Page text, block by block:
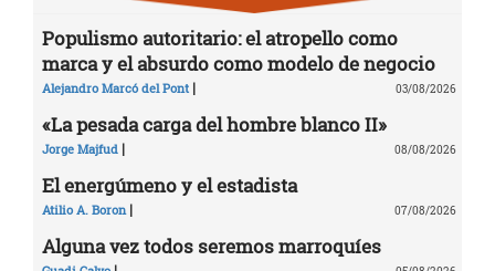
Populismo autoritario: el atropello como
marca y el absurdo como modelo de negocio
Alejandro Marcó del Pont | 03/08/2026
«La pesada carga del hombre blanco II»
Jorge Majfud | 08/08/2026
El energúmeno y el estadista
Atilio A. Boron | 07/08/2026
Alguna vez todos seremos marroquíes